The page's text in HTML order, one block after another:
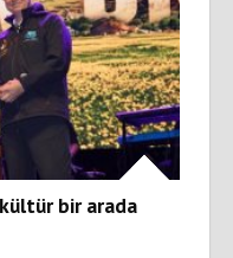
bir arada